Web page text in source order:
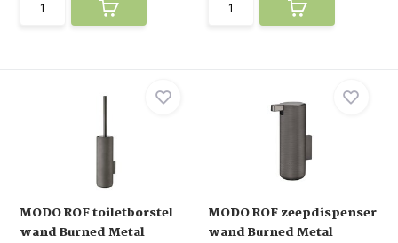
MODO ROF toiletborstel
wand Burned Metal
MODO ROF zeepdispenser
wand Burned Metal